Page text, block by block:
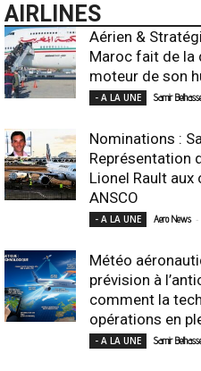
AIRLINES
Aérien &
Maroc fait de la
moteur de son
- A LA UNE Samir
Nominations :
Représentation
Lionel Rault
ANSCO
- A LA UNE Aero News -
Météo
prévision à
comment la
opérations en
- A LA UNE Samir